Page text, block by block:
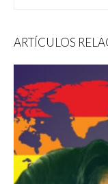
ARTÍCULOS